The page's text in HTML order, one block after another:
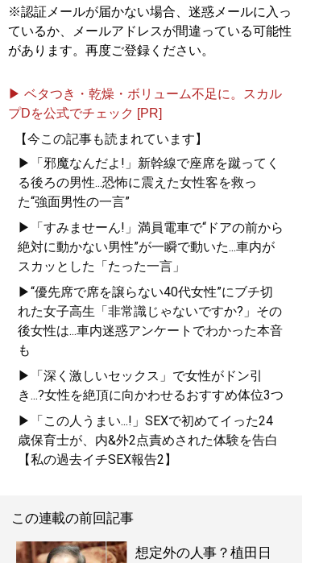
トランプ再来で揺れる世
界を見通すための、日米
近現代史
記事一覧へ
※認証メールが届かない場合、迷惑メールに入っ
ているか、メールアドレスが間違っている可能性
があります。再度ご登録ください。
▶ ベタつき・乾燥・ボリューム不足に。スカル
プDを公式でチェック [PR]
【今この記事も読まれています】
▶「邪魔なんだよ!」新幹線で座席を蹴ってく
る後ろの男性...恐怖に震えた女性客を救っ
た“強面男性の一言”
▶「すみませーん!」満員電車で“ドアの前から
絶対に動かない男性”が一瞬で動いた...車内が
スカッとした「たった一言」
▶“優先席で席を譲らない40代女性”にブチ切
れた女子高生「非常識じゃないですか?」その
後女性は...車内迷惑アンケートでわかった本音
も
▶「深く激しいセックス」で女性がドン引
き...?女性を絶頂に向かわせるおすすめ体位3つ
▶「この人うまい...!」SEXで初めてイった24
歳保育士が、内&外2点責めされた体験を告白
【私の過去イチSEX報告2】
この連載の前回記事
想定外の人事？植田日